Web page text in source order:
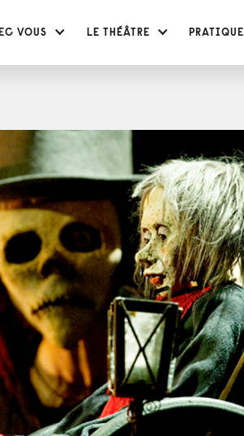
VOUS LE THÉÂTRE PRATIQUE